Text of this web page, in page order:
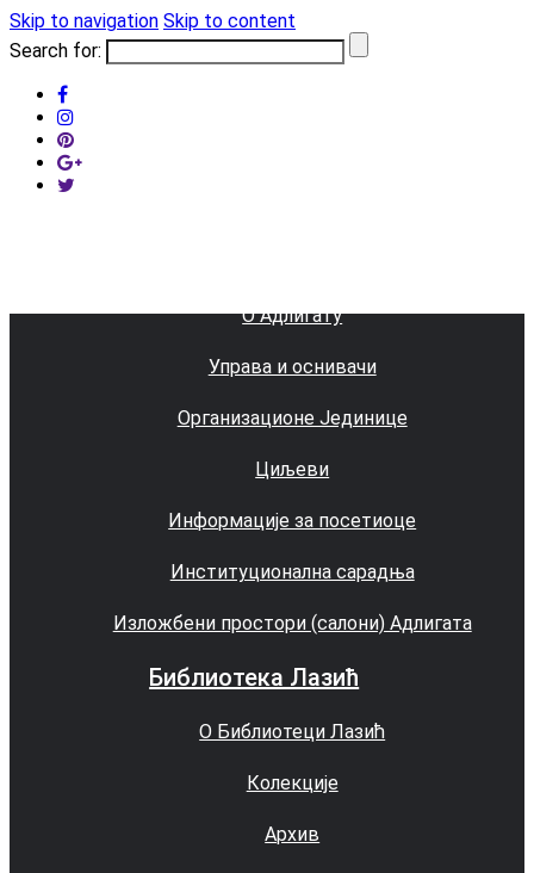
Skip to navigation Skip to content
Search for:
О Адлигату
Управа и оснивачи
Организационе Јединице
Циљеви
Информације за посетиоце
Институционална сарадња
Изложбени простори (салони) Адлигата
Библиотека Лазић
О Библиотеци Лазић
Колекције
Архив